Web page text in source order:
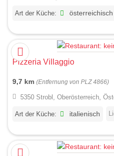
Art der Küche: österreichisch
Pizzeria Villaggio
9,7 km (Entfernung von PLZ 4866)
5350 Strobl, Oberösterreich,
Art der Küche: italienisch